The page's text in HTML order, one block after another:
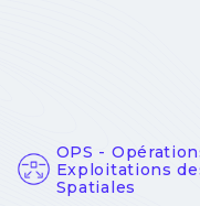
OPS -
Exploitations
Spatiales